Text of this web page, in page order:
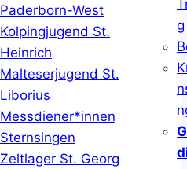
Paderborn-West
Kolpingjugend St.
Heinrich
Malteserjugend St.
Liborius
Messdiener*innen
Sternsingen
Zeltlager St. Georg
g